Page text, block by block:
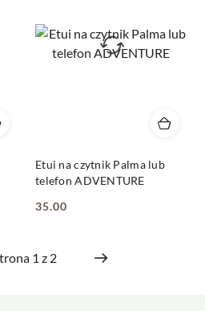
Etui na czytnik Palma lub
telefon ADVENTURE
Cena:
35.00